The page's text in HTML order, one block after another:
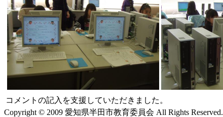
コメントの記入を支援していただきました。
Copyright © 2009 愛知県半田市教育委員会 All Rights Reserved.